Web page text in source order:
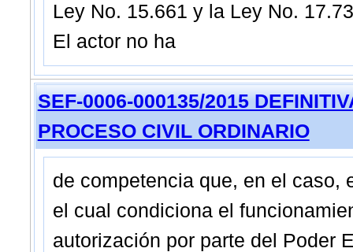
Ley No. 15.661 y la Ley No.
El actor no ha
SEF-0006-000135/2015
PROCESO CIVIL ORDINARIO
de competencia que, en el caso,
el cual condiciona el
autorización por parte del Poder